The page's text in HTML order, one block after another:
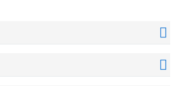

